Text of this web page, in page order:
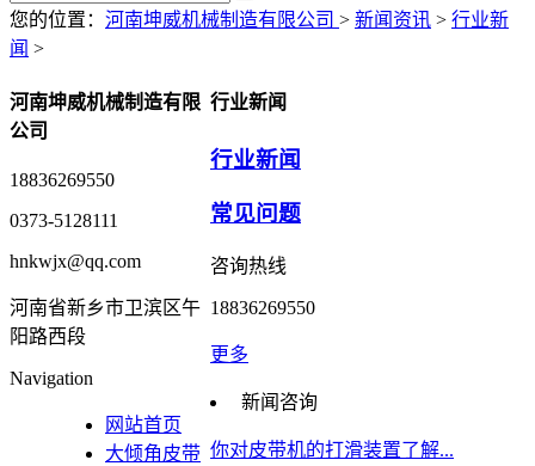
您的位置： 河南坤威机械制造有限公司 > 新闻资讯 > 行业新
闻 >
行业新闻
行业新闻
常见问题
咨询热线
18836269550
更多
新闻咨询
你对皮带机的打滑装置了解...
河南坤威机械制造有限
公司
18836269550
0373-5128111
hnkwjx@qq.com
河南省新乡市卫滨区午
阳路西段
Navigation
网站首页
大倾角皮带